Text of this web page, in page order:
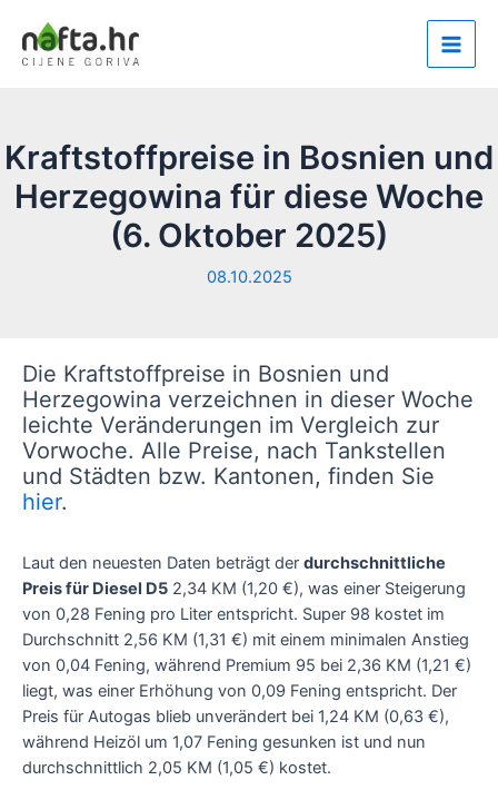
Inhalt
springen
Main
Kraftstoffpreise in Bosnien und
Herzegowina für diese Woche
(6. Oktober 2025)
08.10.2025
Die Kraftstoffpreise in Bosnien und
Herzegowina verzeichnen in dieser Woche
leichte Veränderungen im Vergleich zur
Vorwoche. Alle Preise, nach Tankstellen
und Städten bzw. Kantonen, finden Sie
hier.
Laut den neuesten Daten beträgt der durchschnittliche
Preis für Diesel D5 2,34 KM (1,20 €), was einer Steigerung
von 0,28 Fening pro Liter entspricht. Super 98 kostet im
Durchschnitt 2,56 KM (1,31 €) mit einem minimalen Anstieg
von 0,04 Fening, während Premium 95 bei 2,36 KM (1,21 €)
liegt, was einer Erhöhung von 0,09 Fening entspricht. Der
Preis für Autogas blieb unverändert bei 1,24 KM (0,63 €),
während Heizöl um 1,07 Fening gesunken ist und nun
durchschnittlich 2,05 KM (1,05 €) kostet.